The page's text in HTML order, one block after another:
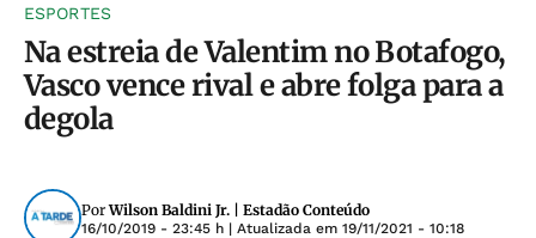
ESPORTES
Na estreia de Valentim no Botafogo,
Vasco vence rival e abre folga para a
degola
PorWilson Baldini Jr. | Estadão Conteúdo
16/10/2019 - 23:45 h | Atualizada em 19/11/2021 - 10:18